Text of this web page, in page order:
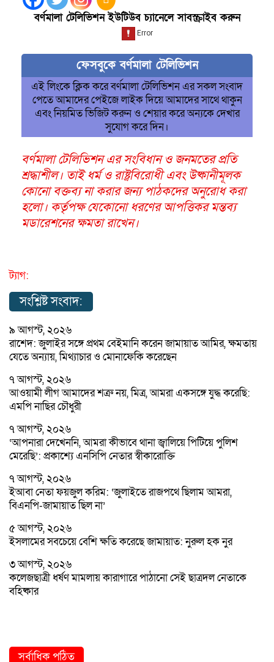
বর্ণমালা টেলিভিশন ইউটিউব চ্যানেলে সাবস্ক্রাইব করুন
ফেসবুকে বর্ণমালা টেলিভিশন
এই লিংকে ক্লিক করে বর্ণমালা টেলিভিশন এর সকল সংবাদ
পেতে আমাদের পেইজে লাইক দিয়ে আমাদের সাথে থাকুন
এবং নিয়মিত ভিজিট করুন ও শেয়ার করে অন্যকে দেখার
সুযোগ করে দিন।
বর্ণমালা টেলিভিশন এর সংবিধান ও জনমতের প্রতি
শ্রদ্ধাশীল। তাই ধর্ম ও রাষ্ট্রবিরোধী এবং উষ্কানীমূলক
কোনো বক্তব্য না করার জন্য পাঠকদের অনুরোধ করা
হলো। কর্তৃপক্ষ যেকোনো ধরণের আপত্তিকর মন্তব্য
মডারেশনের ক্ষমতা রাখেন।
ট্যাগ:
সংশ্লিষ্ট সংবাদ:
৯ আগস্ট, ২০২৬
রাশেদ: জুলাইর সঙ্গে প্রথম বেইমানি করেন জামায়াত আমির, ক্ষমতায়
যেতে অন্যায়, মিথ্যাচার ও মোনাফেকি করেছেন
৭ আগস্ট, ২০২৬
আওয়ামী লীগ আমাদের শত্রু নয়, মিত্র, আমরা একসঙ্গে যুদ্ধ করেছি:
এমপি নাছির চৌধুরী
৭ আগস্ট, ২০২৬
‘আপনারা দেখেননি, আমরা কীভাবে থানা জ্বালিয়ে পিটিয়ে পুলিশ
মেরেছি’: প্রকাশ্যে এনসিপি নেতার স্বীকারোক্তি
৭ আগস্ট, ২০২৬
ইআবা নেতা ফয়জুল করিম: ‘জুলাইতে রাজপথে ছিলাম আমরা,
বিএনপি-জামায়াত ছিল না’
৫ আগস্ট, ২০২৬
ইসলামের সবচেয়ে বেশি ক্ষতি করেছে জামায়াত: নুরুল হক নুর
৩ আগস্ট, ২০২৬
কলেজছাত্রী ধর্ষণ মামলায় কারাগারে পাঠানো সেই ছাত্রদল নেতাকে
বহিষ্কার
সর্বাধিক পঠিত